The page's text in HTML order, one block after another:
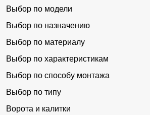
Выбор по модели
Выбор по назначению
Выбор по материалу
Выбор по характеристикам
Выбор по способу монтажа
Выбор по типу
Ворота и калитки